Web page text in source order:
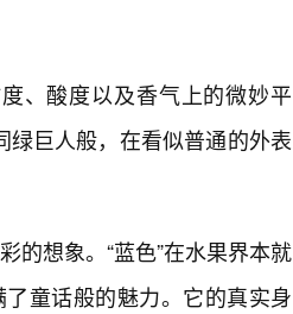
、酸度以及香气上的微妙平
巨人般，在看似普通的外表
的想象。“蓝色”在水果界本就
了童话般的魅力。它的真实身